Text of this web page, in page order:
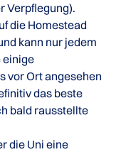
Verpflegung).
die Homestead
kann nur jedem
einige
vor Ort angesehen
das beste
bald rausstellte
die Uni eine